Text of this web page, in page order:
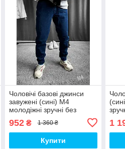
Чоловічі базові джинси
завужені (сині) M4
молодіжні зручні без
повсякденні для хлопця
top
952₴ 1 360 ₴
Купити
top
1